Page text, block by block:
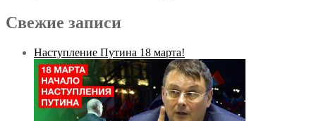
Свежие записи
Наступление Путина 18 марта!